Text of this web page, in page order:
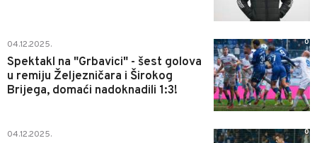
04.12.2025.
Spektakl na "Grbavici" - šest golova
u remiju Željezničara i Širokog
Brijega, domaći nadoknadili 1:3!
0
04.12.2025. 0